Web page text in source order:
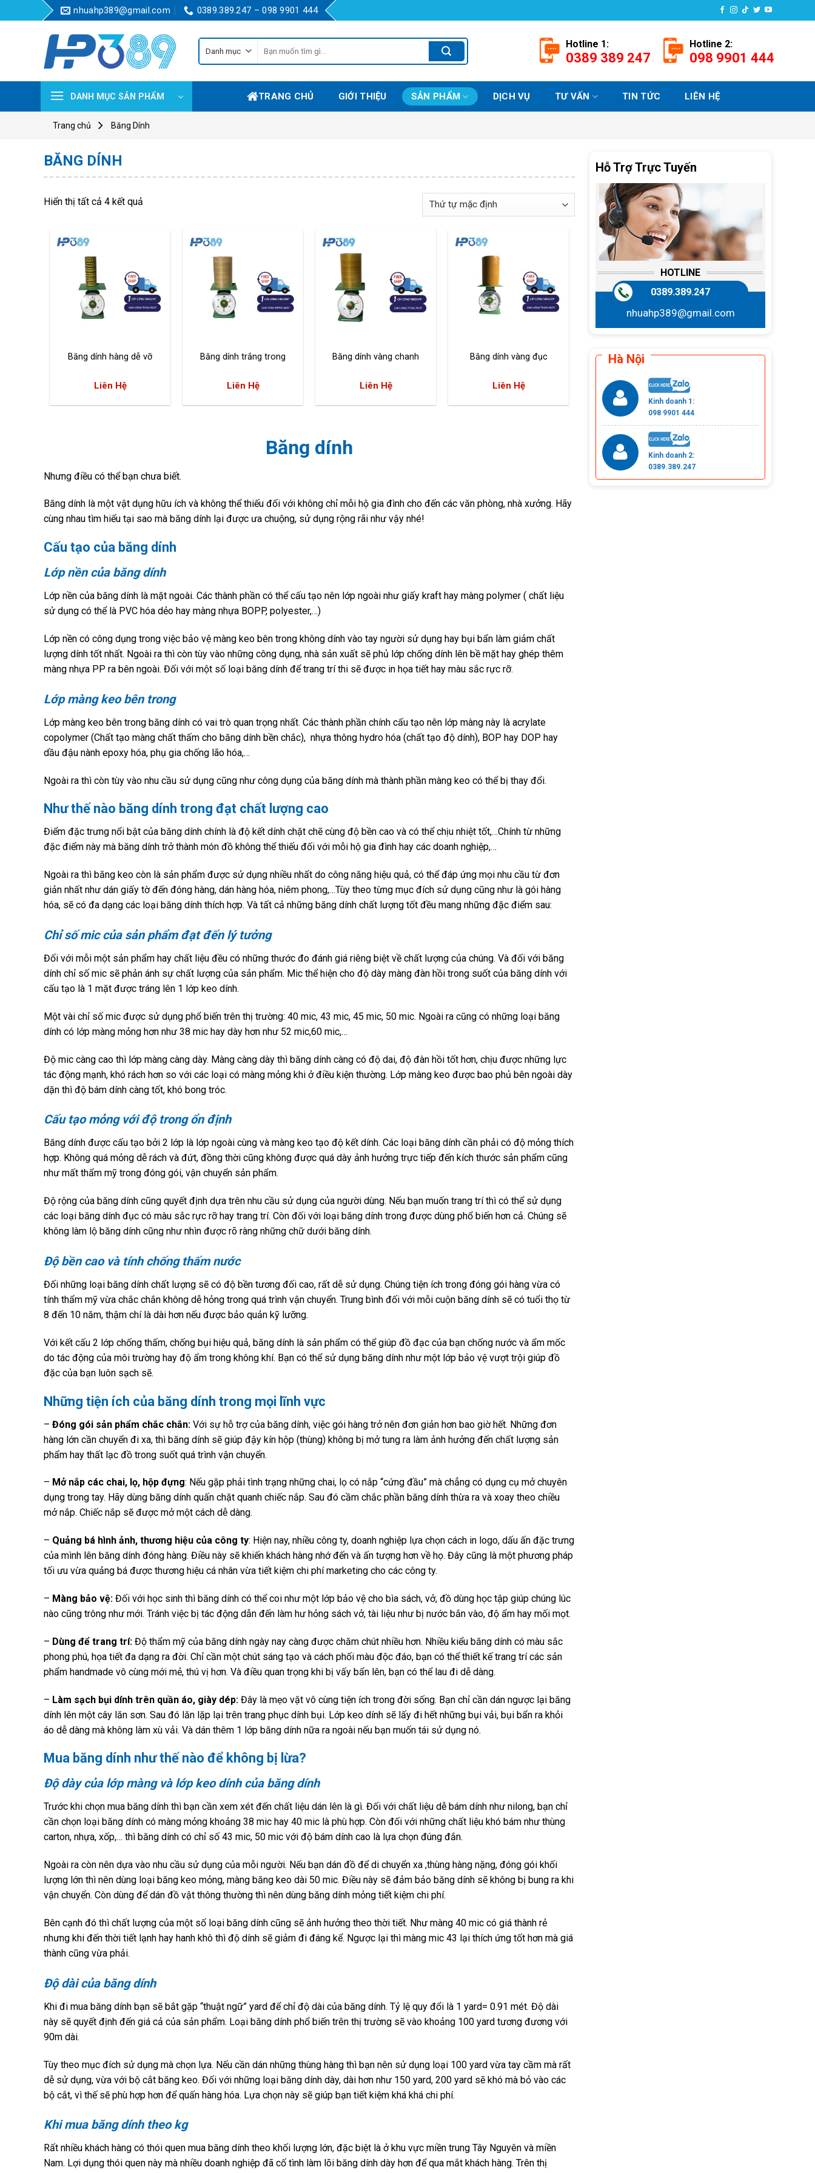
to
nhuahp389@gmail.com 0389.389.247 – 098 9901 444
kiếm:
Hotline 1:
0389 389 247
Hotline 2:
098 9901 444
DANH MỤC SẢN PHẨM TRANG CHỦ GIỚI THIỆU SẢN PHẨM DỊCH VỤ TƯ VẤN TIN TỨC LIÊN HỆ
Trang chủ Băng Dính
BĂNG DÍNH
Hiển thị tất cả 4 kết quả
Băng dính
Nhưng điều có thể bạn chưa biết.
Băng dính là một vật dụng hữu ích và không thể thiếu đối với không chỉ mỗi hộ gia đình cho đến các văn phòng, nhà xưởng. Hãy
cùng nhau tìm hiểu tại sao mà băng dính lại được ưa chuộng, sử dụng rộng rãi như vậy nhé!
Cấu tạo của băng dính
Lớp nền của băng dính
Lớp nền của băng dính là mặt ngoài. Các thành phần có thể cấu tạo nên lớp ngoài như giấy kraft hay màng polymer ( chất liệu
sử dụng có thể là PVC hóa dẻo hay màng nhựa BOPP, polyester,…)
Lớp nền có công dụng trong việc bảo vệ màng keo bên trong không dính vào tay người sử dụng hay bụi bẩn làm giảm chất
lượng dính tốt nhất. Ngoài ra thì còn tùy vào những công dụng, nhà sản xuất sẽ phủ lớp chống dính lên bề mặt hay ghép thêm
màng nhựa PP ra bên ngoài. Đối với một số loại băng dính để trang trí thi sẽ được in họa tiết hay màu sắc rực rỡ.
Lớp màng keo bên trong
Lớp màng keo bên trong băng dính có vai trò quan trọng nhất. Các thành phần chính cấu tạo nên lớp màng này là acrylate
copolymer (Chất tạo màng chất thấm cho băng dính bền chắc), nhựa thông hydro hóa (chất tạo độ dính), BOP hay DOP hay
dầu đậu nành epoxy hóa, phụ gia chống lão hóa,…
Ngoài ra thì còn tùy vào nhu cầu sử dụng cũng như công dụng của băng dính mà thành phần màng keo có thể bị thay đổi.
Như thế nào băng dính trong đạt chất lượng cao
Điểm đặc trưng nổi bật của băng dính chính là độ kết dính chặt chẽ cùng độ bền cao và có thể chịu nhiệt tốt,…Chính từ những
đặc điểm này mà băng dính trở thành món đồ không thể thiếu đối với mỗi hộ gia đình hay các doanh nghiệp,…
Ngoài ra thì băng keo còn là sản phẩm được sử dụng nhiều nhất do công năng hiệu quả, có thể đáp ứng mọi nhu cầu từ đơn
giản nhất như dán giấy tờ đến đóng hàng, dán hàng hóa, niêm phong,…Tùy theo từng mục đích sử dụng cũng như là gói hàng
hóa, sẽ có đa dạng các loại băng dính thích hợp. Và tất cả những băng dính chất lượng tốt đều mang những đặc điểm sau:
Chỉ số mic của sản phẩm đạt đến lý tưởng
Đối với mỗi một sản phẩm hay chất liệu đều có những thước đo đánh giá riêng biệt về chất lượng của chúng. Và đối với băng
dính chỉ số mic sẽ phản ánh sự chất lượng của sản phẩm. Mic thể hiện cho độ dày màng đàn hồi trong suốt của băng dính với
cấu tạo là 1 mặt được tráng lên 1 lớp keo dính.
Một vài chỉ số mic được sử dụng phổ biến trên thị trường: 40 mic, 43 mic, 45 mic, 50 mic. Ngoài ra cũng có những loại băng
dính có lớp màng mỏng hơn như 38 mic hay dày hơn như 52 mic,60 mic,…
Độ mic càng cao thì lớp màng càng dày. Màng càng dày thì băng dính càng có độ dai, độ đàn hồi tốt hơn, chịu được những lực
tác động mạnh, khó rách hơn so với các loại có màng mỏng khi ở điều kiện thường. Lớp màng keo được bao phủ bên ngoài dày
dặn thì độ bám dính càng tốt, khó bong tróc.
Cấu tạo mỏng với độ trong ổn định
Băng dính được cấu tạo bởi 2 lớp là lớp ngoài cùng và màng keo tạo độ kết dính. Các loại băng dính cần phải có độ mỏng thích
hợp. Không quá mỏng dễ rách và đứt, đồng thời cũng không được quá dày ảnh hưởng trực tiếp đến kích thước sản phẩm cũng
như mất thẩm mỹ trong đóng gói, vận chuyển sản phẩm.
Độ rộng của băng dính cũng quyết định dựa trên nhu cầu sử dụng của người dùng. Nếu bạn muốn trang trí thì có thể sử dụng
các loại băng dính đục có màu sắc rực rỡ hay trang trí. Còn đối với loại băng dính trong được dùng phổ biến hơn cả. Chúng sẽ
không làm lộ băng dính cũng như nhìn được rõ ràng những chữ dưới băng dính.
Độ bền cao và tính chống thấm nước
Đối những loại băng dính chất lượng sẽ có độ bền tương đối cao, rất dễ sử dụng. Chúng tiện ích trong đóng gói hàng vừa có
tính thẩm mỹ vừa chắc chắn không dễ hỏng trong quá trình vận chuyển. Trung bình đối với mỗi cuộn băng dính sẽ có tuổi thọ từ
8 đến 10 năm, thậm chí là dài hơn nếu được bảo quản kỹ lưỡng.
Với kết cấu 2 lớp chống thấm, chống bụi hiệu quả, băng dính là sản phẩm có thể giúp đồ đạc của bạn chống nước và ẩm mốc
do tác động của môi trường hay độ ẩm trong không khí. Bạn có thể sử dụng băng dính như một lớp bảo vệ vượt trội giúp đồ
đặc của bạn luôn sạch sẽ.
Những tiện ích của băng dính trong mọi lĩnh vực
– Đóng gói sản phẩm chắc chắn: Với sự hỗ trợ của băng dính, việc gói hàng trở nên đơn giản hơn bao giờ hết. Những đơn
hàng lớn cần chuyển đi xa, thì băng dính sẽ giúp đậy kín hộp (thùng) không bị mở tung ra làm ảnh hưởng đến chất lượng sản
phẩm hay thất lạc đồ trong suốt quá trình vận chuyển.
– Mở nắp các chai, lọ, hộp đựng: Nếu gặp phải tình trạng những chai, lọ có nắp “cứng đầu” mà chẳng có dụng cụ mở chuyên
dụng trong tay. Hãy dùng băng dính quấn chặt quanh chiếc nắp. Sau đó cầm chắc phần băng dính thừa ra và xoay theo chiều
mở nắp. Chiếc nắp sẽ được mở một cách dễ dàng.
– Quảng bá hình ảnh, thương hiệu của công ty: Hiện nay, nhiều công ty, doanh nghiệp lựa chọn cách in logo, dấu ấn đặc trưng
của mình lên băng dính đóng hàng. Điều này sẽ khiến khách hàng nhớ đến và ấn tượng hơn về họ. Đây cũng là một phương pháp
tối ưu vừa quảng bá được thương hiệu cá nhân vừa tiết kiệm chi phí marketing cho các công ty.
– Màng bảo vệ: Đối với học sinh thì băng dính có thể coi như một lớp bảo vệ cho bìa sách, vở, đồ dùng học tập giúp chúng lúc
nào cũng trông như mới. Tránh việc bị tác động dẫn đến làm hư hỏng sách vở, tài liệu như bị nước bắn vào, độ ẩm hay mối mọt.
– Dùng để trang trí: Độ thẩm mỹ của băng dính ngày nay càng được chăm chút nhiều hơn. Nhiều kiểu băng dính có màu sắc
phong phú, họa tiết đa dạng ra đời. Chỉ cần một chút sáng tạo và cách phối màu độc đáo, bạn có thể thiết kế trang trí các sản
phẩm handmade vô cùng mới mẻ, thú vị hơn. Và điều quan trọng khi bị vấy bẩn lên, bạn có thể lau đi dễ dàng.
– Làm sạch bụi dính trên quần áo, giày dép: Đây là mẹo vặt vô cùng tiện ích trong đời sống. Bạn chỉ cần dán ngược lại băng
dính lên một cây lăn sơn. Sau đó lăn lặp lại trên trang phục dính bụi. Lớp keo dính sẽ lấy đi hết những bụi vải, bụi bẩn ra khỏi
áo dễ dàng mà không làm xù vải. Và dán thêm 1 lớp băng dính nữa ra ngoài nếu bạn muốn tái sử dụng nó.
Mua băng dính như thế nào để không bị lừa?
Độ dày của lớp màng và lớp keo dính của băng dính
Trước khi chọn mua băng dính thì bạn cần xem xét đến chất liệu dán lên là gì. Đối với chất liệu dễ bám dính như nilong, bạn chỉ
cần chọn loại băng dính có màng mỏng khoảng 38 mic hay 40 mic là phù hợp. Còn đối với những chất liệu khó bám như thùng
carton, nhựa, xốp,… thì băng dính có chỉ số 43 mic, 50 mic với độ bám dính cao là lựa chọn đúng đắn.
Ngoài ra còn nên dựa vào nhu cầu sử dụng của mỗi người. Nếu bạn dán đồ để di chuyển xa ,thùng hàng nặng, đóng gói khối
lượng lớn thì nên dùng loại băng keo mỏng, màng băng keo dài 50 mic. Điều này sẽ đảm bảo băng dính sẽ không bị bung ra khi
vận chuyển. Còn dùng để dán đồ vật thông thường thì nên dùng băng dính mỏng tiết kiệm chi phí.
Bên cạnh đó thì chất lượng của một số loại băng dính cũng sẽ ảnh hưởng theo thời tiết. Như màng 40 mic có giá thành rẻ
nhưng khi đến thời tiết lạnh hay hanh khô thì độ dính sẽ giảm đi đáng kể. Ngược lại thì màng mic 43 lại thích ứng tốt hơn mà giá
thành cũng vừa phải.
Độ dài của băng dính
Khi đi mua băng dính bạn sẽ bắt gặp “thuật ngữ” yard để chỉ độ dài của băng dính. Tỷ lệ quy đổi là 1 yard= 0.91 mét. Độ dài
này sẽ quyết định đến giá cả của sản phẩm. Loại băng dính phổ biến trên thị trường sẽ vào khoảng 100 yard tương đương với
90m dài.
Tùy theo mục đích sử dụng mà chọn lựa. Nếu cần dán những thùng hàng thì bạn nên sử dụng loại 100 yard vừa tay cầm mà rất
dễ sử dụng, vừa với bộ cắt băng keo. Đối với những loại băng dính dày, dài hơn như 150 yard, 200 yard sẽ khó mà bỏ vào các
bộ cắt, vì thế sẽ phù hợp hơn để quấn hàng hóa. Lựa chọn này sẽ giúp bạn tiết kiệm khá khá chi phí.
Khi mua băng dính theo kg
Rất nhiều khách hàng có thói quen mua băng dính theo khối lượng lớn, đặc biệt là ở khu vực miền trung Tây Nguyên và miền
Nam. Lợi dụng thói quen này mà nhiều doanh nghiệp đã cố tình làm lõi băng dính dày hơn để qua mắt khách hàng. Trên thị
Băng dính hàng dễ vỡ
Liên Hệ
Băng dính trắng trong
Liên Hệ
Băng dính vàng chanh
Liên Hệ
Băng dính vàng đục
Liên Hệ
Hỗ Trợ Trực Tuyến
HOTLINE
0389.389.247
nhuahp389@gmail.com
Hà Nội
Kinh doanh 1:
098 9901 444
Kinh doanh 2:
0389.389.247